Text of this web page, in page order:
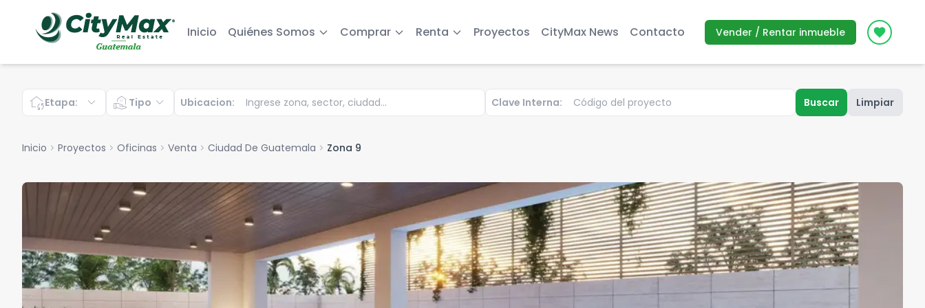
Inicio Quiénes Somos Comprar Renta Proyectos CityMax News Contacto Vender / Rentar inmueble Icon
wifi_homeEtapa: expand_more real_estate_agent Tipo expand_more Ubicacion: Clave Interna: Buscar Limpiar
Inicio chevron_right Proyectos chevron_right Oficinas chevron_right Venta chevron_right Ciudad De Guatemala chevron_right Zona 9